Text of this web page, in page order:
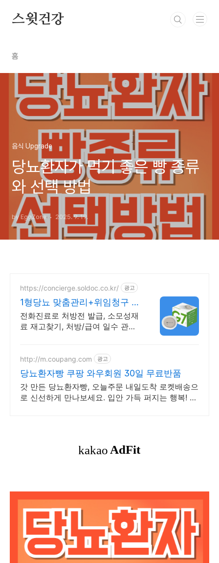
스윗건강
홈
음식 Upgrade
당뇨환자가 먹기 좋은 빵 종류
와 선택 방법
by EggZone 2025. 9. 19.
https://concierge.soldoc.co.kr/ 광고
1형당뇨 맞춤관리+위임청구 복
잡한 청구 절차 ZERO
전화진료로 처방전 발급, 소모성재
료 재고찾기, 처방/급여 일수 관리
http://m.coupang.com 광고
당뇨환자빵 쿠팡 와우회원 30일 무료반품
갓 만든 당뇨환자빵, 오늘주문 내일도착 로켓배송으
로 신선하게 만나보세요. 입안 가득 퍼지는 행복! 맛